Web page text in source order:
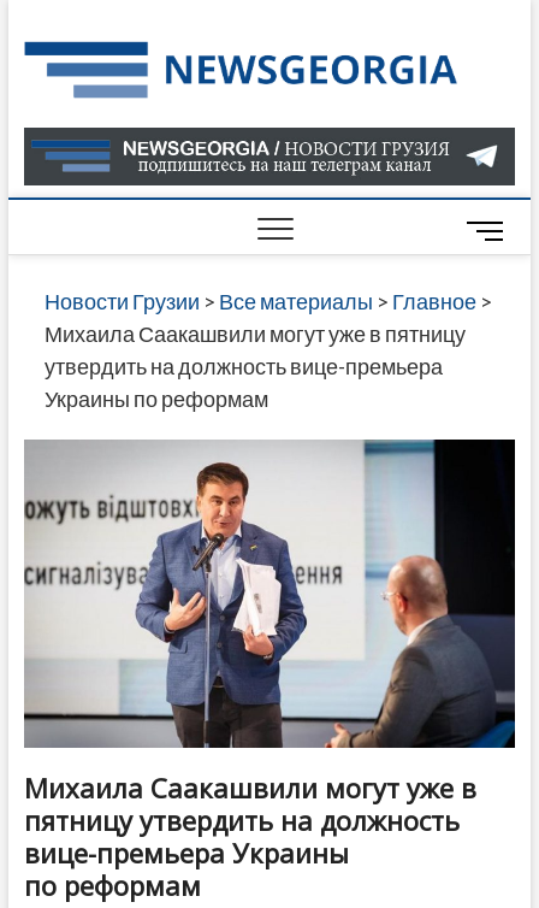
to
content
О
В
ГРУЗИИ
САЙТЕ
M
e
n
Новости Грузии > Все материалы > Главное>
Михаила Саакашвили могут уже в пятницу
утвердить на должность вице-премьера
Украины по реформам
Михаила Саакашвили могут уже в
пятницу утвердить на должность
вице-премьера Украины
по реформам